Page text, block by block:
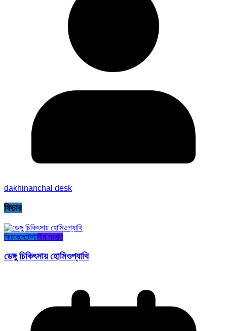
dakhinanchal desk
ফিচার
ফিচারলেটেস্টশীর্ষ সংবাদ
ডেঙ্গু চিকিৎসায় হোমিওপ্যাথি